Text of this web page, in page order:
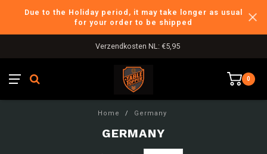
Due to the Holiday period, it may take longer as usual
for your order to be shipped
Verzendkosten NL: €5,95
0
Home / Germany
GERMANY